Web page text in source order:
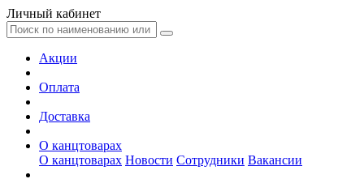
Личный кабинет
Акции
Оплата
Доставка
О канцтоварах
О канцтоварах Новости Сотрудники Вакансии